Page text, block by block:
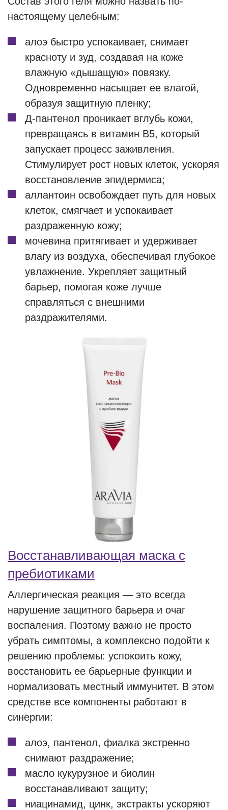
настоящему целебным:
алоэ быстро успокаивает, снимает
красноту и зуд, создавая на коже
влажную «дышащую» повязку.
Одновременно насыщает ее влагой,
образуя защитную пленку;
Д-пантенол проникает вглубь кожи,
превращаясь в витамин B5, который
запускает процесс заживления.
Стимулирует рост новых клеток, ускоряя
восстановление эпидермиса;
аллантоин освобождает путь для новых
клеток, смягчает и успокаивает
раздраженную кожу;
мочевина притягивает и удерживает
влагу из воздуха, обеспечивая глубокое
увлажнение. Укрепляет защитный
барьер, помогая коже лучше
справляться с внешними
раздражителями.
Восстанавливающая маска с
пребиотиками
Аллергическая реакция — это всегда
нарушение защитного барьера и очаг
воспаления. Поэтому важно не просто
убрать симптомы, а комплексно подойти к
решению проблемы: успокоить кожу,
восстановить ее барьерные функции и
нормализовать местный иммунитет. В этом
средстве все компоненты работают в
синергии:
алоэ, пантенол, фиалка экстренно
снимают раздражение;
масло кукурузное и биолин
восстанавливают защиту;
ниацинамид, цинк, экстракты ускоряют